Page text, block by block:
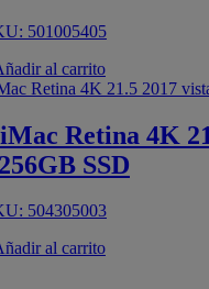
501005405
al carrito
Retina 4K
SSD
504305003
al carrito